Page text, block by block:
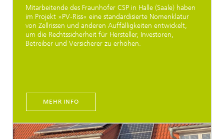
Mitarbeitende des Fraunhofer CSP in Halle (Saale) haben
im Projekt »PV-Riss« eine standardisierte Nomenklatur
von Zellrissen und anderen Auffälligkeiten entwickelt,
um die Rechtssicherheit für Hersteller, Investoren,
Betreiber und Versicherer zu erhöhen.
MEHR INFO